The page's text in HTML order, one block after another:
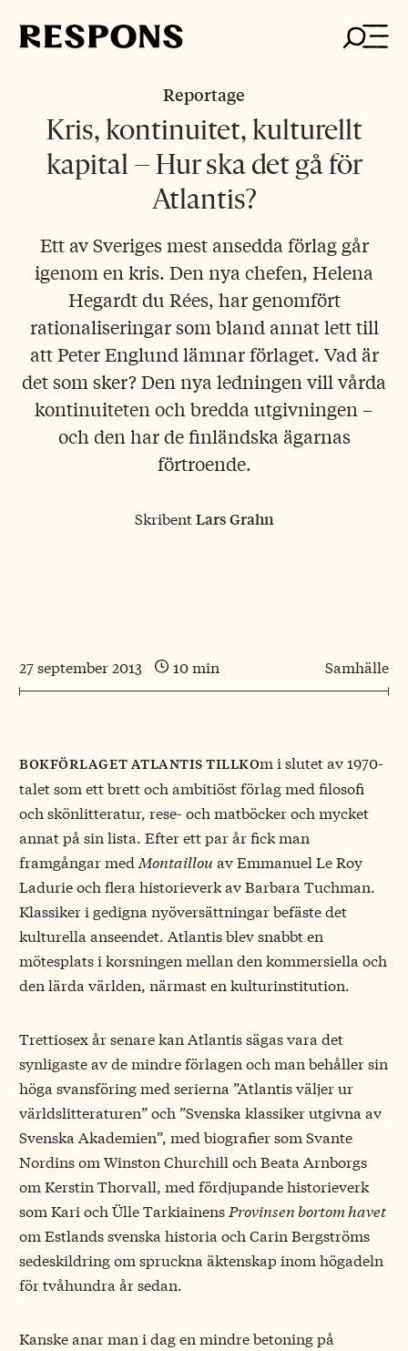
Reportage
Kris, kontinuitet, kulturellt
kapital – Hur ska det gå för
Atlantis?
Ett av Sveriges mest ansedda förlag går
igenom en kris. Den nya chefen, Helena
Hegardt du Rées, har genomfört
rationaliseringar som bland annat lett till
att Peter Englund lämnar förlaget. Vad är
det som sker? Den nya ledningen vill vårda
kontinuiteten och bredda utgivningen –
och den har de finländska ägarnas
förtroende.
SkribentLars Grahn
27 september 2013 10 min Samhälle
bokförlaget atlantis tillkom i slutet av 1970-
talet som ett brett och ambitiöst förlag med filosofi
och skönlitteratur, rese- och matböcker och mycket
annat på sin lista. Efter ett par år fick man
framgångar medMontaillou av Emmanuel Le Roy
Ladurie och flera historieverk av Barbara Tuchman.
Klassiker i gedigna nyöversättningar befäste det
kulturella anseendet. Atlantis blev snabbt en
mötesplats i korsningen mellan den kommersiella och
den lärda världen, närmast en kulturinstitution.
Trettiosex år senare kan Atlantis sägas vara det
synligaste av de mindre förlagen och man behåller sin
höga svansföring med serierna ”Atlantis väljer ur
världslitteraturen” och ”Svenska klassiker utgivna av
Svenska Akademien”, med biografier som Svante
Nordins om Winston Churchill och Beata Arnborgs
om Kerstin Thorvall, med fördjupande historieverk
som Kari och Ülle Tarkiainens Provinsen bortom havet
om Estlands svenska historia och Carin Bergströms
sedeskildring om spruckna äktenskap inom högadeln
för tvåhundra år sedan.
Kanske anar man i dag en mindre betoning på